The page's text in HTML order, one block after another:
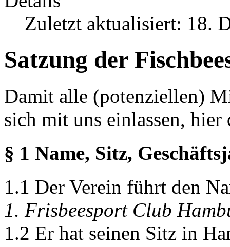
Damit alle (potenziellen)
sich mit uns einlassen,
§ 1 Name, Sitz,
1.1 Der Verein führt den
1. Frisbeesport Club
1.2 Er hat seinen Sitz in
Geschäftsjahr des Vereins
§ 2 Vereinszweck